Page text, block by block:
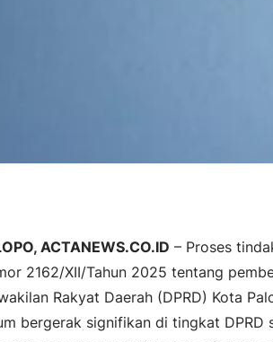
ACTANEWS.CO.ID – Proses
2162/XII/Tahun 2025 tentang
Rakyat Daerah (DPRD) Kota
bergerak signifikan di tingkat